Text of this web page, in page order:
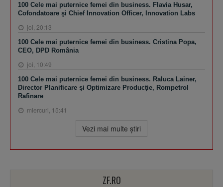
100 Cele mai puternice femei din business. Flavia Husar,
Cofondatoare şi Chief Innovation Officer, Innovation Labs
joi, 20:13
100 Cele mai puternice femei din business. Cristina Popa,
CEO, DPD România
joi, 10:49
100 Cele mai puternice femei din business. Raluca Lainer,
Director Planificare şi Optimizare Producţie, Rompetrol
Rafinare
miercuri, 15:41
Vezi mai multe ştiri
ZF.RO